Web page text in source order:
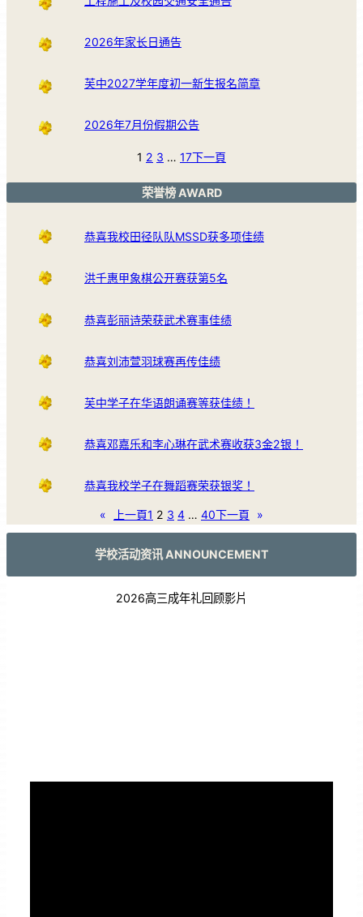
2026年家长日通告
芙中2027学年度初一新生报名简章
2026年7月份假期公告
1 2 3 … 17下一頁
荣誉榜 AWARD
恭喜我校田径队队MSSD获多项佳绩
洪千惠甲象棋公开赛获第5名
恭喜彭丽诗荣获武术赛事佳绩
恭喜刘沛萱羽球赛再传佳绩
芙中学子在华语朗诵赛等获佳绩！
恭喜邓嘉乐和李心琳在武术赛收获3金2银！
恭喜我校学子在舞蹈赛荣获银奖！
« 上一頁1 2 3 4 … 40下一頁 »
学校活动资讯 ANNOUNCEMENT
2026高三成年礼回顾影片